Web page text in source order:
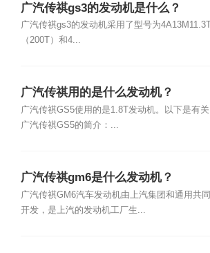
广汽传祺gs3的发动机是什么？
广汽传祺gs3的发动机采用了型号为4A13M11.3T
（200T）和4...
广汽传祺用的是什么发动机？
广汽传祺GS5使用的是1.8T发动机。以下是有关
广汽传祺GS5的简介：...
广汽传祺gm6是什么发动机？
广汽传祺GM6汽车发动机由上汽集团和通用共同
开发，是上汽的发动机工厂生...